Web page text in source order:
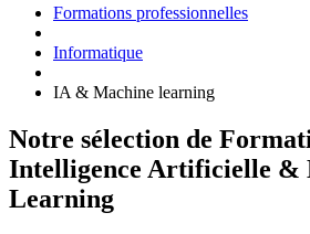
Formations professionnelles
Informatique
IA & Machine learning
Notre sélection de
Intelligence Artificielle &
Learning